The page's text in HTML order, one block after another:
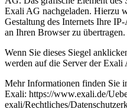
Exali AG nachgeladen. Hierzu
Gestaltung des Internets Ihre
an Ihren Browser zu übertragen.
Wenn Sie dieses Siegel
werden auf die Server der Exali
Mehr Informationen finden Sie
Exali: https://www.exali.de/
exali/Rechtliches/